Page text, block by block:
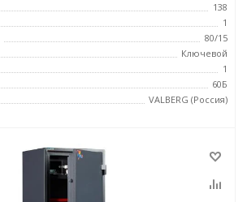
138
1
80/15
Ключевой
1
60Б
VALBERG (Россия)